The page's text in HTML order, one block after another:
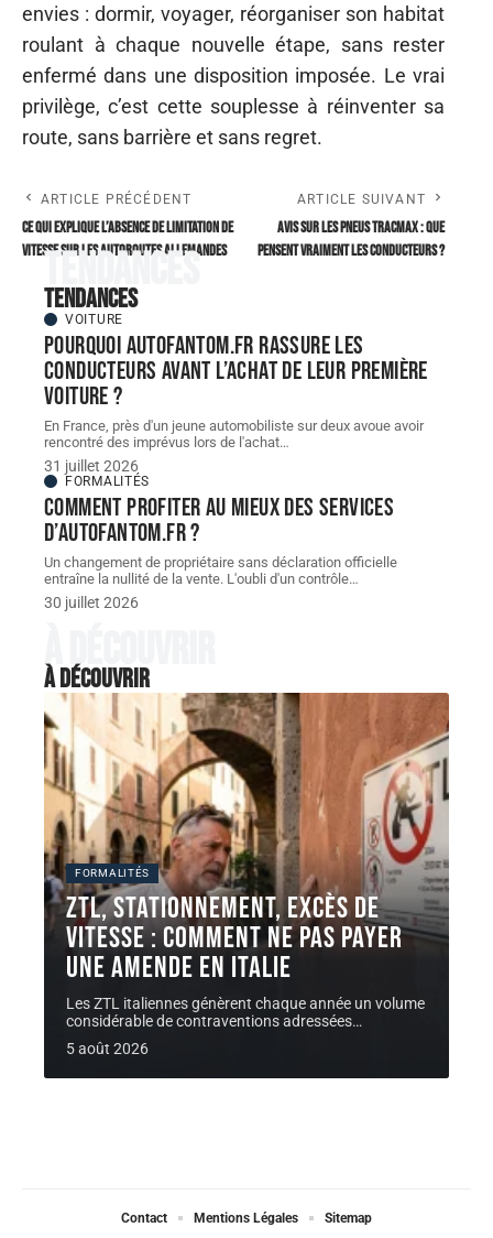
envies : dormir, voyager, réorganiser son habitat
roulant à chaque nouvelle étape, sans rester
enfermé dans une disposition imposée. Le vrai
privilège, c’est cette souplesse à réinventer sa
route, sans barrière et sans regret.
ARTICLE PRÉCÉDENT
Ce qui explique l’absence de limitation de
vitesse sur les autoroutes allemandes
ARTICLE SUIVANT
Avis sur les pneus Tracmax : que
pensent vraiment les conducteurs ?
Tendances
Tendances
VOITURE
Pourquoi autofantom.fr rassure les
conducteurs avant l’achat de leur première
voiture ?
En France, près d'un jeune automobiliste sur deux avoue avoir
rencontré des imprévus lors de l'achat…
31 juillet 2026
FORMALITÉS
Comment profiter au mieux des services
d’autofantom.fr ?
Un changement de propriétaire sans déclaration officielle
entraîne la nullité de la vente. L'oubli d'un contrôle…
30 juillet 2026
À découvrir
À découvrir
FORMALITÉS
ZTL, stationnement, excès de
vitesse : comment ne pas payer
une AMENDE en Italie
Les ZTL italiennes génèrent chaque année un volume
considérable de contraventions adressées…
5 août 2026
Contact Mentions Légales Sitemap